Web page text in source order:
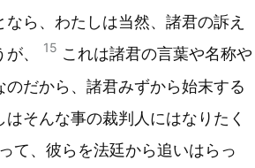
ら、わたしは当然、諸君の訴え
、
15 これは諸君の言葉や名称や
のだから、諸君みずから始末する
そんな事の裁判人にはなりたく
て、彼らを法廷から追いはらっ